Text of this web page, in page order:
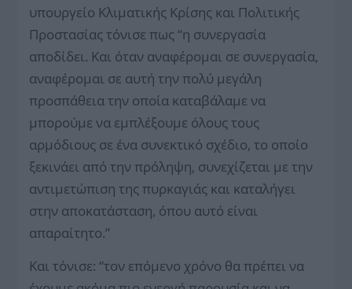
υπουργείο Κλιματικής Κρίσης και Πολιτικής
Προστασίας τόνισε πως “η συνεργασία
αποδίδει. Και όταν αναφέρομαι σε συνεργασία,
αναφέρομαι σε αυτή την πολύ μεγάλη
προσπάθεια την οποία καταβάλαμε να
μπορούμε να εμπλέξουμε όλους τους
αρμόδιους σε ένα συνεκτικό σχέδιο, το οποίο
ξεκινάει από την πρόληψη, συνεχίζεται με την
αντιμετώπιση της πυρκαγιάς και καταλήγει
στην αποκατάσταση, όπου αυτό είναι
απαραίτητο.”
Και τόνισε: “τον επόμενο χρόνο θα πρέπει να